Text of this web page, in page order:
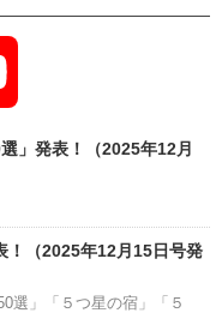
Channel
」発表！（2025年12月
！（2025年12月15日号発
選」「５つ星の宿」「５